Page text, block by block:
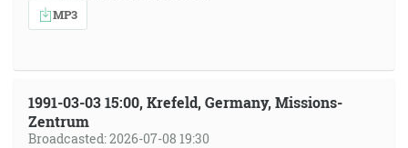
MP3
1991-03-03 15:00, Krefeld, Germany, Missions-
Zentrum
Broadcasted: 2026-07-08 19:30